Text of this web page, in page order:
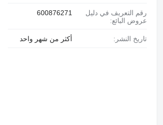
رقم التعريف في دليل
عروض البائع:
600876271
تاريخ النشر: أكثر من شهر واحد